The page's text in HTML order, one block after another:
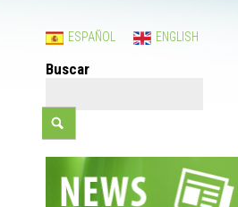
ESPAÑOL ENGLISH
Buscar